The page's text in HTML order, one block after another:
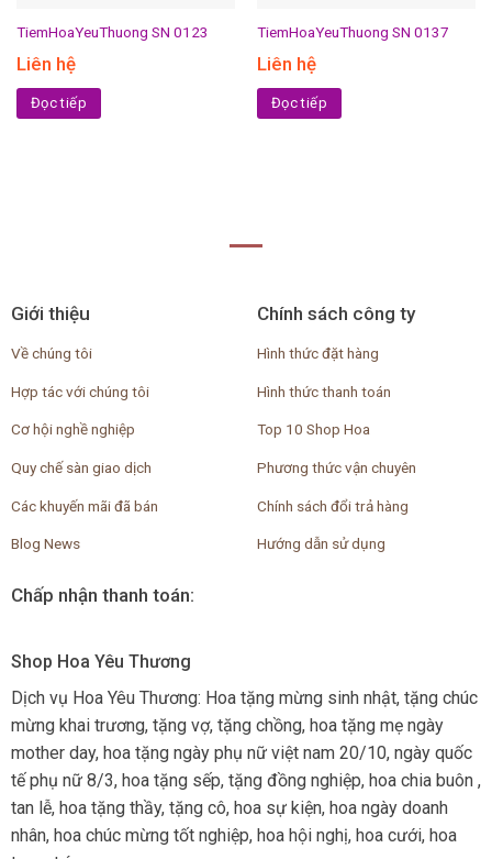
TiemHoaYeuThuong SN 0123
Liên hệ
Đọc tiếp
TiemHoaYeuThuong SN 0137
Liên hệ
Đọc tiếp
Giới thiệu
Về chúng tôi
Hợp tác với chúng tôi
Cơ hội nghề nghiệp
Quy chế sàn giao dịch
Các khuyến mãi đã bán
Blog News
Chính sách công ty
Hình thức đặt hàng
Hình thức thanh toán
Top 10 Shop Hoa
Phương thức vận chuyên
Chính sách đổi trả hàng
Hướng dẫn sử dụng
Chấp nhận thanh toán:
Shop Hoa Yêu Thương
Dịch vụ Hoa Yêu Thương: Hoa tặng mừng sinh nhật, tặng chúc
mừng khai trương, tặng vợ, tặng chồng, hoa tặng mẹ ngày
mother day, hoa tặng ngày phụ nữ việt nam 20/10, ngày quốc
tế phụ nữ 8/3, hoa tặng sếp, tặng đồng nghiệp, hoa chia buôn ,
tan lễ, hoa tặng thầy, tặng cô, hoa sự kiện, hoa ngày doanh
nhân, hoa chúc mừng tốt nghiệp, hoa hội nghị, hoa cưới, hoa